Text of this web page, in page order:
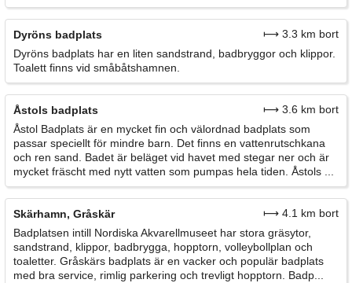
Dyröns badplats
⟼ 3.3 km bort
Dyröns badplats har en liten sandstrand, badbryggor och klippor.
Toalett finns vid småbåtshamnen.
Åstols badplats
⟼ 3.6 km bort
Åstol Badplats är en mycket fin och välordnad badplats som
passar speciellt för mindre barn. Det finns en vattenrutschkana
och ren sand. Badet är beläget vid havet med stegar ner och är
mycket fräscht med nytt vatten som pumpas hela tiden. Åstols ...
Skärhamn, Gråskär
⟼ 4.1 km bort
Badplatsen intill Nordiska Akvarellmuseet har stora gräsytor,
sandstrand, klippor, badbrygga, hopptorn, volleybollplan och
toaletter. Gråskärs badplats är en vacker och populär badplats
med bra service, rimlig parkering och trevligt hopptorn. Badp...